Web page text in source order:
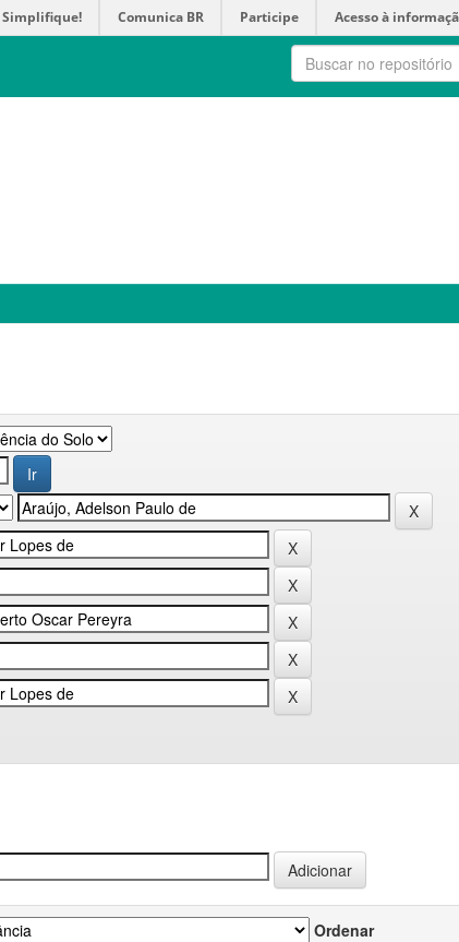
Simplifique! Comunica BR Participe Acesso à
Ordenar